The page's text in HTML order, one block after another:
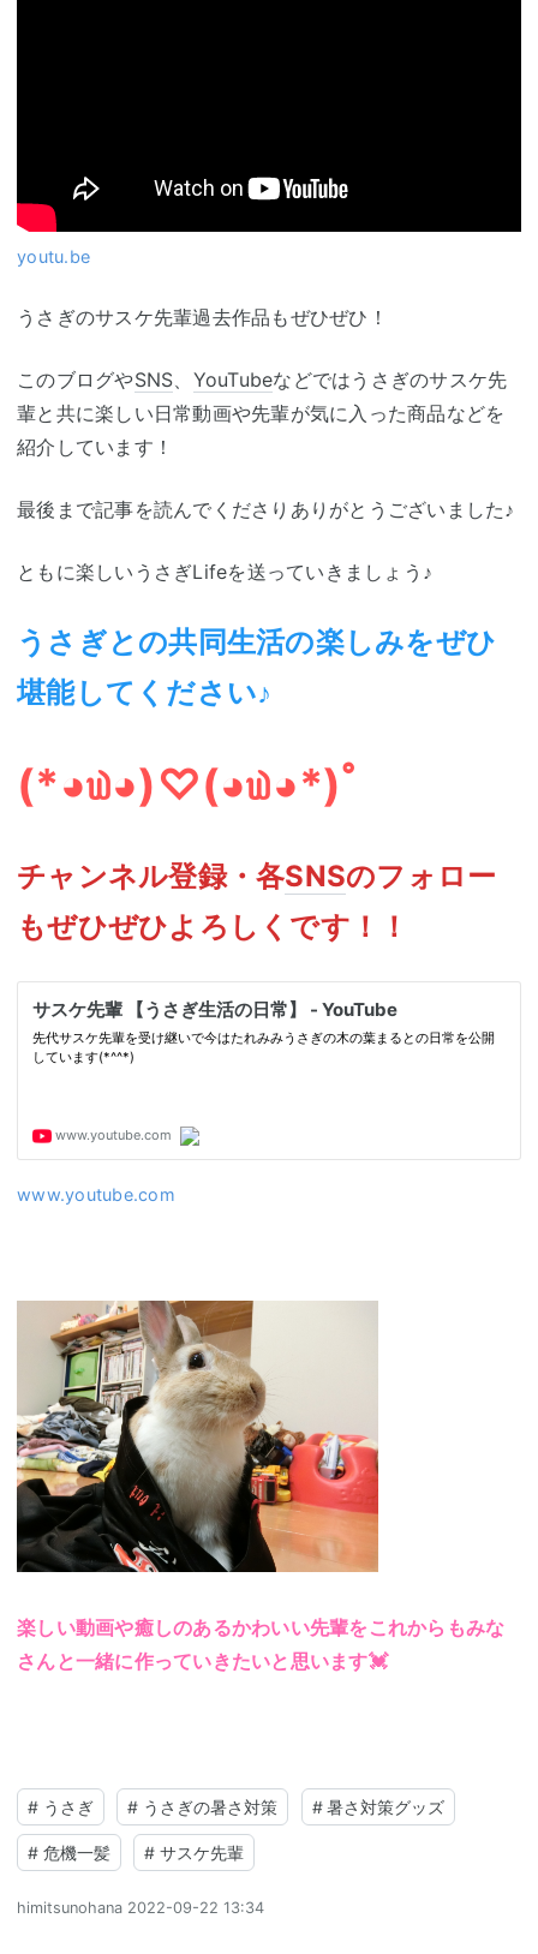
youtu.be
うさぎのサスケ先輩過去作品もぜひぜひ！
このブログやSNS YouTubeなどではうさぎのサスケ先
輩と共に楽しい日常動画や先輩が気に入った商品などを
紹介しています！
最後まで記事を読んでくださりありがとうございました♪
ともに楽しいうさぎLifeを送っていきましょう♪
うさぎとの共同生活の楽しみをぜひ
堪能してください♪
(*◕௰◕)♡(◕௰◕*)ﾟ
チャンネル登録・各SNSのフォロー
もぜひぜひよろしくです！！
www.youtube.com
楽しい動画や癒しのあるかわいい先輩をこれからもみな
さんと一緒に作っていきたいと思います💓
# うさぎ # うさぎの暑さ対策 # 暑さ対策グッズ
# 危機一髪 # サスケ先輩
himitsunohana 2022-09-22 13:34